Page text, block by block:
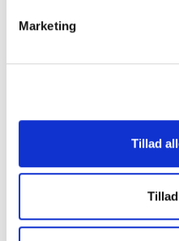
Marketing
Tillad
Inu:it suleqatigaa:
Suliaqarfik: IT-mi